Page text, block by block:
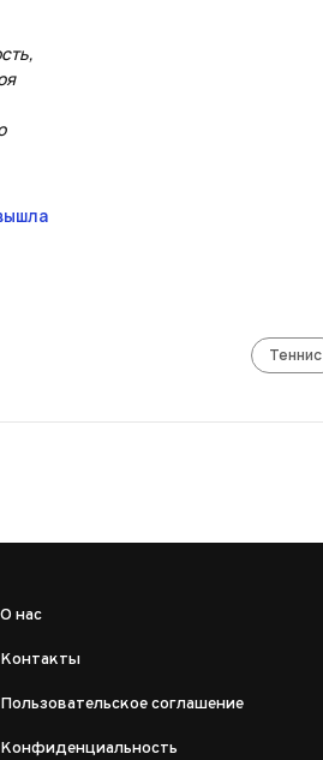
Теннис
О нас
Контакты
Пользовательское соглашение
Конфиденциальность